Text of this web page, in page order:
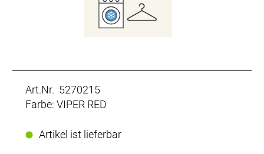
Art.Nr. 5270215
Farbe: VIPER RED
Artikel ist lieferbar